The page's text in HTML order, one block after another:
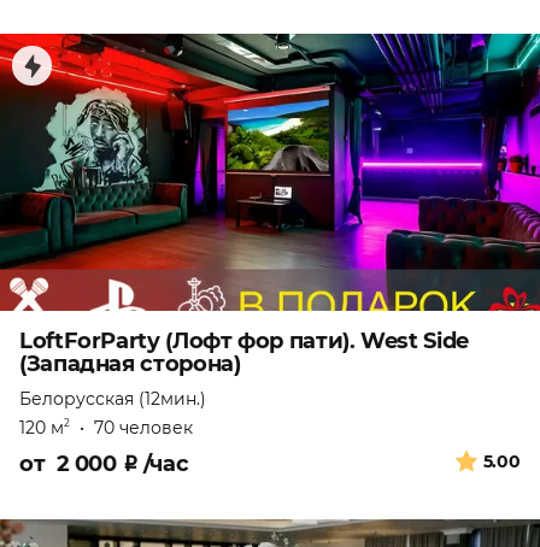
LoftForParty (Лофт фор пати). West Side
(Западная сторона)
Белорусская (12мин.)
120 м2 • 70 человек
5.00
от 2 000 ₽ /час